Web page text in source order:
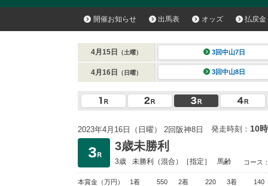
開催お知らせ 出馬表 オッズ 払戻金
4月15日 （土曜） 3回中山7日
4月16日 （日曜） 3回中山8日
2023年4月16日（日曜） 2回阪神8日 発走時刻： 10
3歳未勝利
3歳 未勝利 （混合）［指定］ 馬齢 コース
本賞金 （万円） 1着 550 2着 220 3着 140